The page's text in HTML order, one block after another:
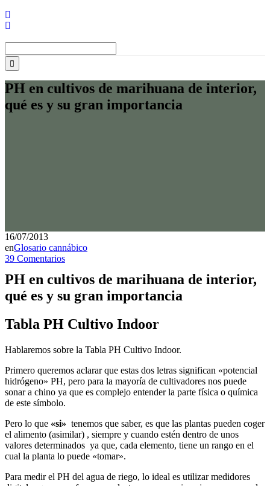
PH en cultivos de marihuana de interior,
qué es y su gran importancia
16/07/2013
enGlosario cannábico
39 Comentarios
PH en cultivos de marihuana de interior,
qué es y su gran importancia
Tabla PH Cultivo Indoor
Hablaremos sobre la Tabla PH Cultivo Indoor.
Primero queremos aclarar que estas dos letras significan «potencial
hidrógeno» PH, pero para la mayoría de cultivadores nos puede
sonar a chino ya que es complejo entender la parte física o química
de este símbolo.
Pero lo que «si» tenemos que saber, es que las plantas pueden coger
el alimento (asimilar) , siempre y cuando estén dentro de unos
valores determinados ya que, cada elemento, tiene un rango en el
cual la planta lo puede «tomar».
Para medir el PH del agua de riego, lo ideal es utilizar medidores